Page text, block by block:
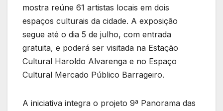
mostra reúne 61 artistas locais em dois
espaços culturais da cidade. A exposição
segue até o dia 5 de julho, com entrada
gratuita, e poderá ser visitada na Estação
Cultural Haroldo Alvarenga e no Espaço
Cultural Mercado Público Barrageiro.
A iniciativa integra o projeto 9ª Panorama das